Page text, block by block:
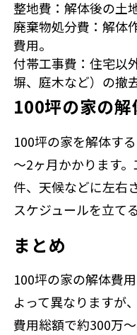
整地費：解体後の土
廃棄物処分費：解体
費用。
付帯工事費：住宅以
塀、庭木など）の撤
100坪の家の
100坪の家を解体す
～2ヶ月かかります
件、天候などに左右
スケジュールを立て
まとめ
100坪の家の解体費
よって異なりますが
費用総額で約300万